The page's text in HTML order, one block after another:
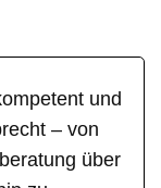
und
– von
über